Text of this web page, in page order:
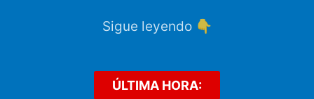
Sigue leyendo 👇